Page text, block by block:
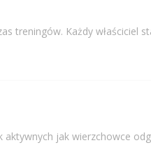
treningów. Każdy właściciel
jak wierzchowce